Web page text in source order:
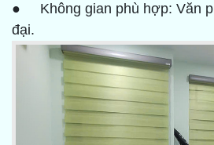
● Không gian phù hợp: Văn
đại.